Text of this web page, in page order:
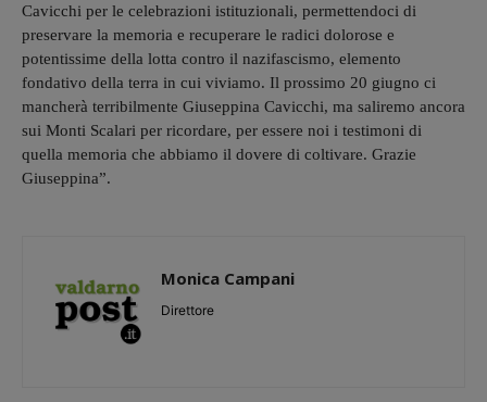
Cavicchi per le celebrazioni istituzionali, permettendoci di
preservare la memoria e recuperare le radici dolorose e
potentissime della lotta contro il nazifascismo, elemento
fondativo della terra in cui viviamo. Il prossimo 20 giugno ci
mancherà terribilmente Giuseppina Cavicchi, ma saliremo ancora
sui Monti Scalari per ricordare, per essere noi i testimoni di
quella memoria che abbiamo il dovere di coltivare. Grazie
Giuseppina”.
Monica Campani
Direttore